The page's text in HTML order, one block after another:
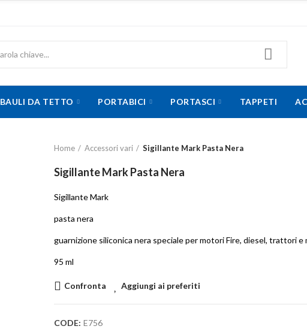
BAULI DA TETTO PORTABICI PORTASCI TAPPETI
Home Accessori vari Sigillante Mark Pasta Nera
Sigillante Mark Pasta Nera
Sigillante Mark
pasta nera
guarnizione siliconica nera speciale per motori Fire, diesel, trattori
95 ml
Confronta Aggiungi ai preferiti
CODE: E756